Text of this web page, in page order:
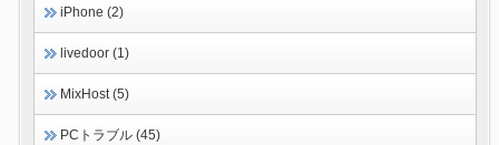
iPhone (2)
livedoor (1)
MixHost (5)
PCトラブル (45)